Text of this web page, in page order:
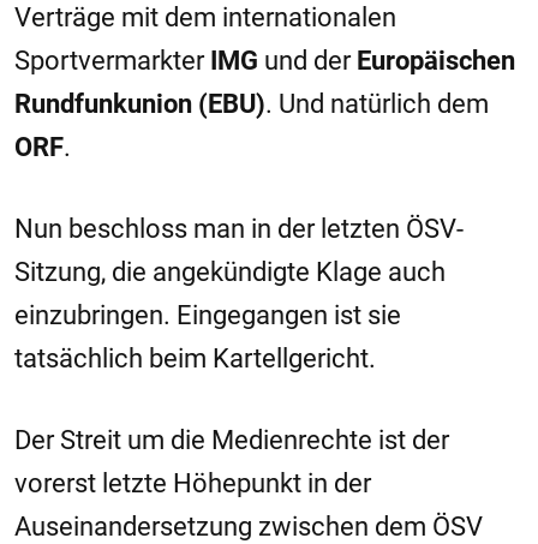
Verträge mit dem internationalen
Sportvermarkter IMG und der Europäischen
Rundfunkunion (EBU). Und natürlich dem
ORF.
Nun beschloss man in der letzten ÖSV-
Sitzung, die angekündigte Klage auch
einzubringen. Eingegangen ist sie
tatsächlich beim Kartellgericht.
Der Streit um die Medienrechte ist der
vorerst letzte Höhepunkt in der
Auseinandersetzung zwischen dem ÖSV